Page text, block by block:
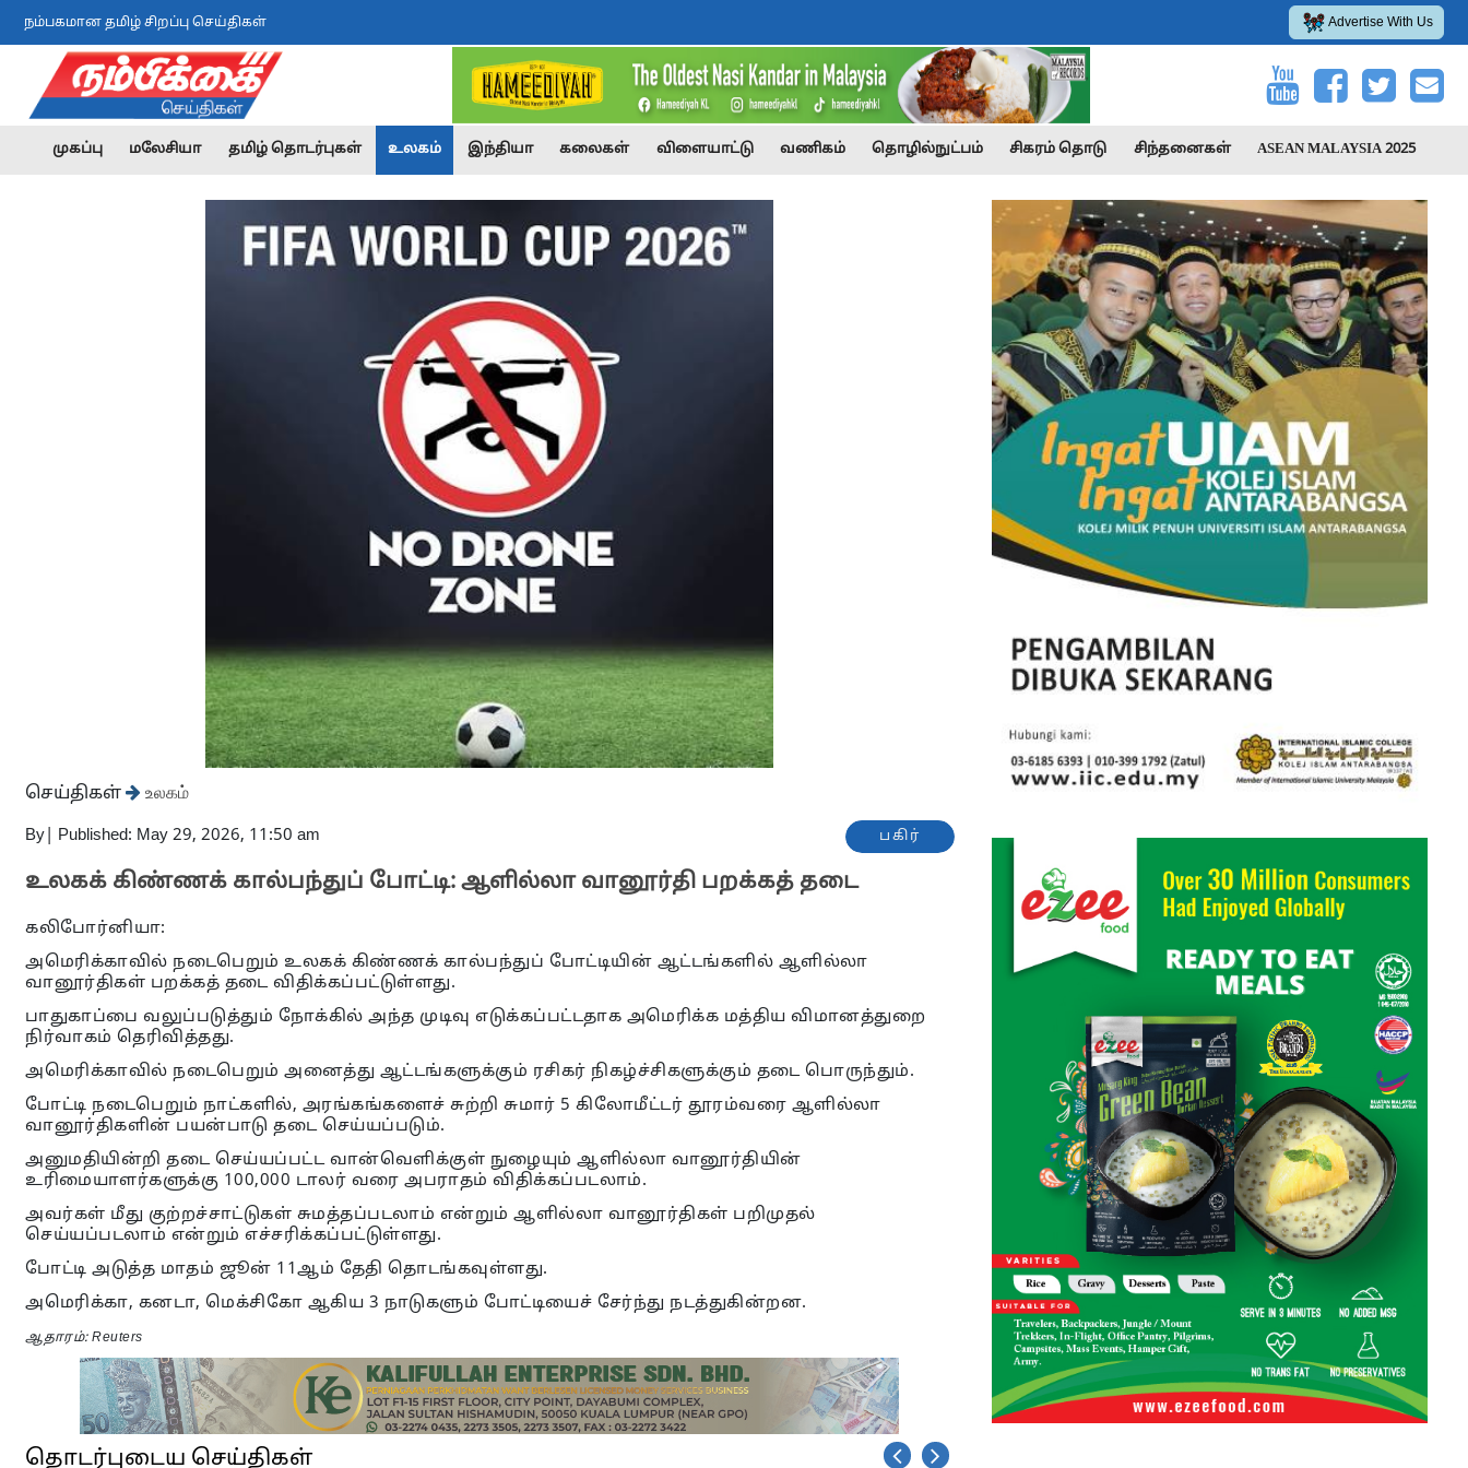
நம்பகமான தமிழ் சிறப்பு செய்திகள் Advertise With Us
முகப்பு மலேசியா தமிழ் தொடர்புகள் உலகம் இந்தியா கலைகள் விளையாட்டு வணிகம் தொழில்நுட்பம் சிகரம் தொடு சிந்தனைகள் ASEAN MALAYSIA 2025
செய்திகள் உலகம்
By Published: May 29, 2026, 11:50 am பகிர்
உலகக் கிண்ணக் கால்பந்துப் போட்டி: ஆளில்லா வானூர்தி பறக்கத் தடை
கலிபோர்னியா:
அமெரிக்காவில் நடைபெறும் உலகக் கிண்ணக் கால்பந்துப் போட்டியின் ஆட்டங்களில் ஆளில்லா
வானூர்திகள் பறக்கத் தடை விதிக்கப்பட்டுள்ளது.
பாதுகாப்பை வலுப்படுத்தும் நோக்கில் அந்த முடிவு எடுக்கப்பட்டதாக அமெரிக்க மத்திய விமானத்துறை
நிர்வாகம் தெரிவித்தது.
அமெரிக்காவில் நடைபெறும் அனைத்து ஆட்டங்களுக்கும் ரசிகர் நிகழ்ச்சிகளுக்கும் தடை பொருந்தும்.
போட்டி நடைபெறும் நாட்களில், அரங்கங்களைச் சுற்றி சுமார் 5 கிலோமீட்டர் தூரம்வரை ஆளில்லா
வானூர்திகளின் பயன்பாடு தடை செய்யப்படும்.
அனுமதியின்றி தடை செய்யப்பட்ட வான்வெளிக்குள் நுழையும் ஆளில்லா வானூர்தியின்
உரிமையாளர்களுக்கு 100,000 டாலர் வரை அபராதம் விதிக்கப்படலாம்.
அவர்கள் மீது குற்றச்சாட்டுகள் சுமத்தப்படலாம் என்றும் ஆளில்லா வானூர்திகள் பறிமுதல்
செய்யப்படலாம் என்றும் எச்சரிக்கப்பட்டுள்ளது.
போட்டி அடுத்த மாதம் ஜூன் 11ஆம் தேதி தொடங்கவுள்ளது.
அமெரிக்கா, கனடா, மெக்சிகோ ஆகிய 3 நாடுகளும் போட்டியைச் சேர்ந்து நடத்துகின்றன.
ஆதாரம்: Reuters
தொடர்புடைய செய்திகள்